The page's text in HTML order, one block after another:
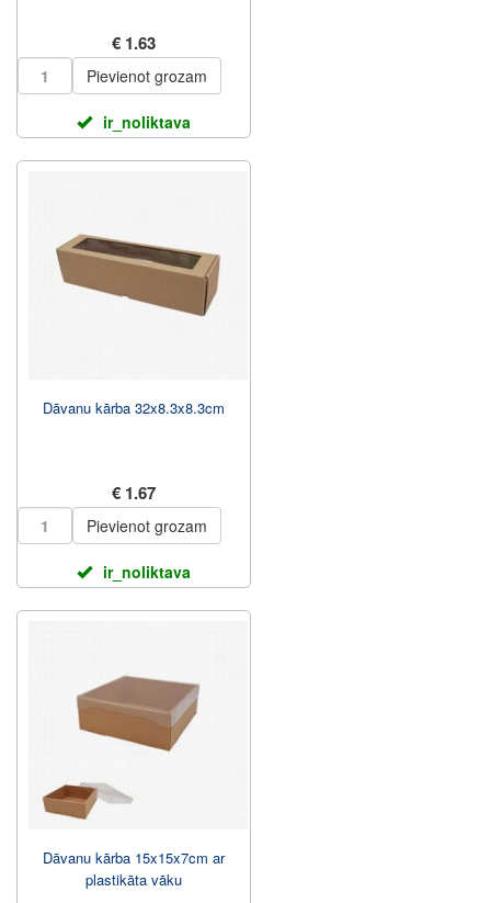
€ 1.63
Pievienot grozam
ir_noliktava
Dāvanu kārba 32x8.3x8.3cm
€ 1.67
Pievienot grozam
ir_noliktava
Dāvanu kārba 15x15x7cm ar
plastikāta vāku